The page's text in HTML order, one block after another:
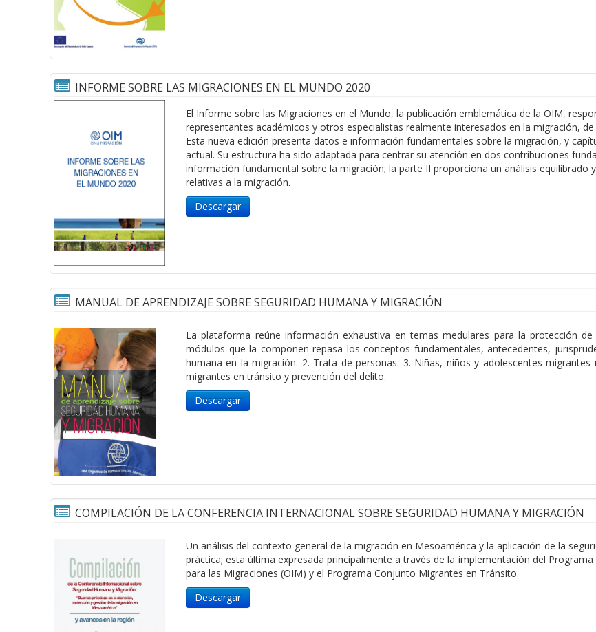
INFORME SOBRE LAS MIGRACIONES EN EL MUNDO 2020
El Informe sobre las Migraciones en el Mundo, la publicación emblemática de la OIM,
representantes académicos y otros especialistas realmente interesados en la migración,
Esta nueva edición presenta datos e información fundamentales sobre la migración, y
actual. Su estructura ha sido adaptada para centrar su atención en dos contribuciones
información fundamental sobre la migración; la parte II proporciona un análisis
relativas a la migración.
Descargar
MANUAL DE APRENDIZAJE SOBRE SEGURIDAD HUMANA Y MIGRACIÓN
La plataforma reúne información exhaustiva en temas medulares para la protección
módulos que la componen repasa los conceptos fundamentales, antecedentes,
humana en la migración. 2. Trata de personas. 3. Niñas, niños y adolescentes
migrantes en tránsito y prevención del delito.
Descargar
COMPILACIÓN DE LA CONFERENCIA INTERNACIONAL SOBRE SEGURIDAD HUMANA Y MIGRACIÓN
Un análisis del contexto general de la migración en Mesoamérica y la aplicación de la
práctica; esta última expresada principalmente a través de la implementación del
para las Migraciones (OIM) y el Programa Conjunto Migrantes en Tránsito.
Descargar